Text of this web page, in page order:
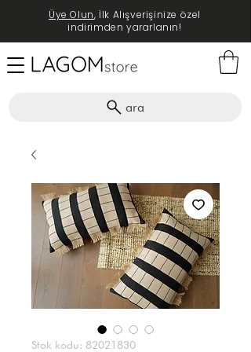
ara
Üye Olun, İlk Alışverişinize özel
indirimden yararlanın!
Stok kodu: 82021830